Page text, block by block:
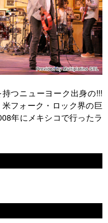
つニューヨーク出身の!!!
米フォーク・ロック界の巨
年にメキシコで行ったラ